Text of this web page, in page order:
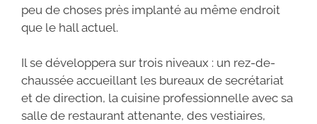
peu de choses près implanté au même endroit
que le hall actuel.
Il se développera sur trois niveaux : un rez-de-
chaussée accueillant les bureaux de secrétariat
et de direction, la cuisine professionnelle avec sa
salle de restaurant attenante, des vestiaires,